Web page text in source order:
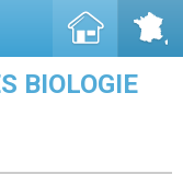
BIOLOGIE